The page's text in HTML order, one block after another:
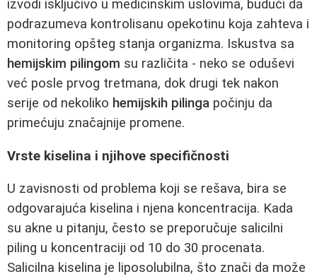
izvodi isključivo u medicinskim uslovima, budući da
podrazumeva kontrolisanu opekotinu koja zahteva i
monitoring opšteg stanja organizma. Iskustva sa
hemijskim pilingom su različita - neko se oduševi
već posle prvog tretmana, dok drugi tek nakon
serije od nekoliko hemijskih pilinga počinju da
primećuju značajnije promene.
Vrste kiselina i njihove specifičnosti
U zavisnosti od problema koji se rešava, bira se
odgovarajuća kiselina i njena koncentracija. Kada
su akne u pitanju, često se preporučuje salicilni
piling u koncentraciji od 10 do 30 procenata.
Salicilna kiselina je liposolubilna, što znači da može